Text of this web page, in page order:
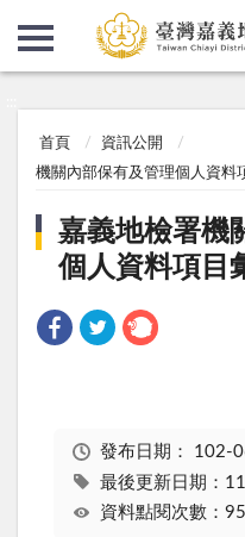
首頁
資訊公開
機關內部保有及管理個人資料
嘉義地檢署機
個人資料項目
發布日期： 102-
最後更新日期：
資料點閱次數：